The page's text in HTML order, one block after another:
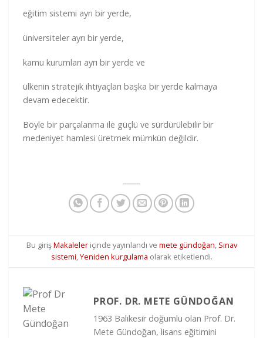
eğitim sistemi ayrı bir yerde,
üniversiteler ayrı bir yerde,
kamu kurumları ayrı bir yerde ve
ülkenin stratejik ihtiyaçları başka bir yerde kalmaya
devam edecektir.
Böyle bir parçalanma ile güçlü ve sürdürülebilir bir
medeniyet hamlesi üretmek mümkün değildir.
Bu girişMakaleleriçinde yayınlandı ve mete gündoğan, Sınav
sistemi,Yeniden kurgulama olarak etiketlendi.
PROF. DR. METE GÜNDOĞAN
1963 Balıkesir doğumlu olan Prof. Dr.
Mete Gündoğan, lisans eğitimini